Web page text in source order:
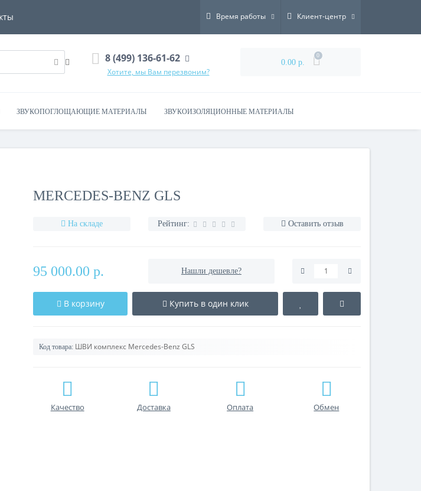
Время работы Клиент-центр
8 (499) 136-61-62
Хотите, мы Вам перезвоним?
0.00 р.
0
ЗВУКОПОГЛОЩАЮЩИЕ МАТЕРИАЛЫ ЗВУКОИЗОЛЯЦИОННЫЕ МАТЕРИАЛЫ
КОНТАКТЫ
MERCEDES-BENZ GLS
На складе Рейтинг: Оставить отзыв
95 000.00 р. Нашли дешевле?
В корзину Купить в один клик
Код товара: ШВИ комплекс Mercedes-Benz GLS
Качество Доставка Оплата Обмен